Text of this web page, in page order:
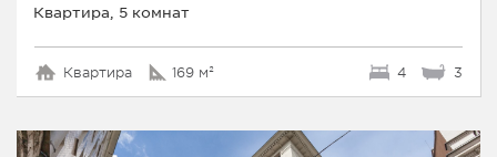
Квартира, 5 комнат
Квартира 169 м² 4 3